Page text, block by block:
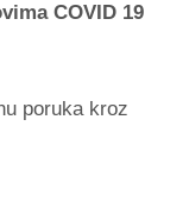
COVID 19
poruka kroz